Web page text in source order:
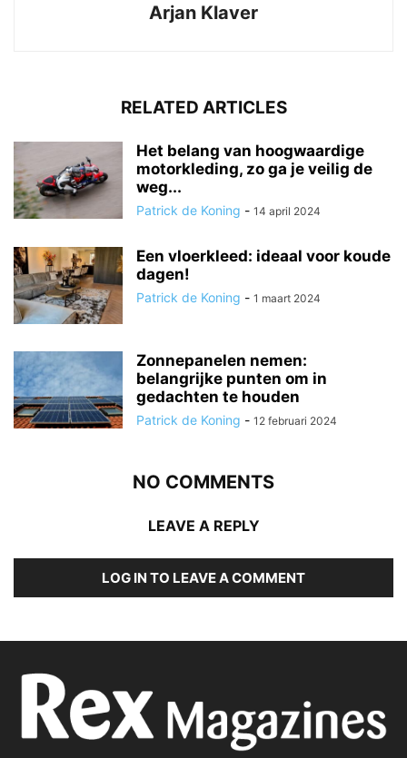
Arjan Klaver
RELATED ARTICLES
Het belang van hoogwaardige
motorkleding, zo ga je veilig de
weg...
Patrick de Koning - 14 april 2024
Een vloerkleed: ideaal voor koude
dagen!
Patrick de Koning - 1 maart 2024
Zonnepanelen nemen:
belangrijke punten om in
gedachten te houden
Patrick de Koning - 12 februari 2024
NO COMMENTS
LEAVE A REPLY
LOG IN TO LEAVE A COMMENT